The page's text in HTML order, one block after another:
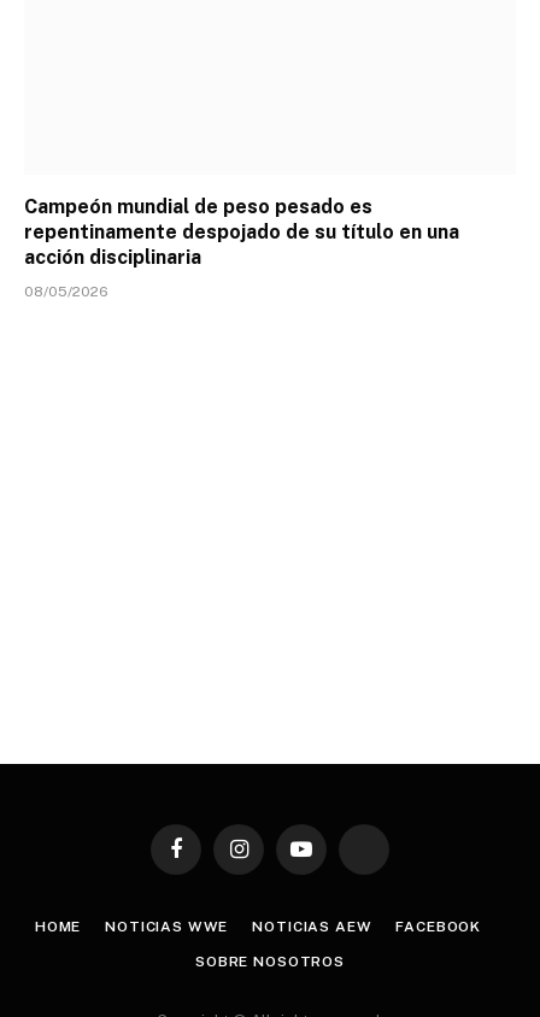
Campeón mundial de peso pesado es
repentinamente despojado de su título en una
acción disciplinaria
08/05/2026
FacebookInstagramYouTube TikTok
HOME NOTICIAS WWE NOTICIAS AEW FACEBOOK
SOBRE NOSOTROS